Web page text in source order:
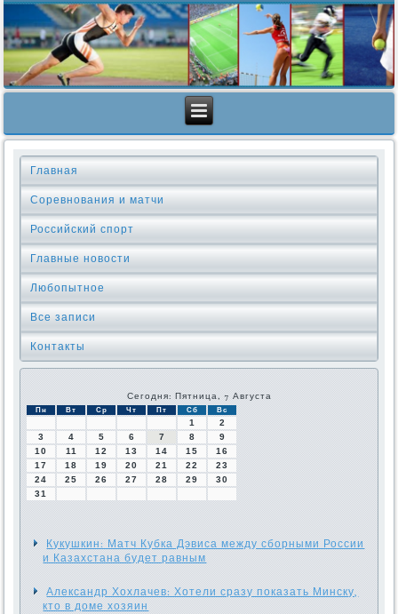
Главная
Соревнования и матчи
Российский спорт
Главные новости
Любопытное
Все записи
Контакты
Сегодня: Пятница, 7 Августа
Пн Вт Ср Чт Пт Сб Вс
1
2
3
4 5 6 7 8
9
10
11 12 13 14 15
16
17
18 19 20 21 22
23
24
25 26 27 28 29
30
31
Кукушкин: Матч Кубка Дэвиса между сборными России
и Казахстана будет равным
Александр Хохлачев: Хотели сразу показать Минску,
кто в доме хозяин